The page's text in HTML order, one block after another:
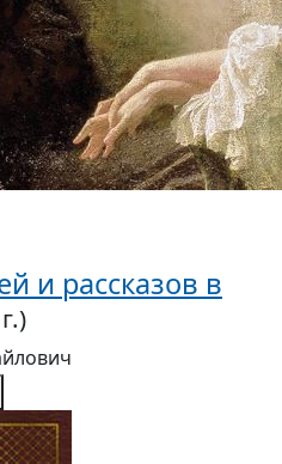
и рассказов в